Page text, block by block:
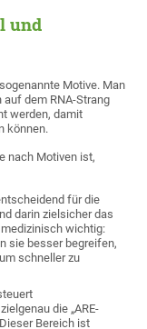
und
Motive. Man
auf dem RNA-Strang
werden, damit
können.
nach Motiven ist,
für die
darin zielsicher das
medizinisch wichtig:
sie besser begreifen,
schneller zu
die „ARE-
Bereich ist